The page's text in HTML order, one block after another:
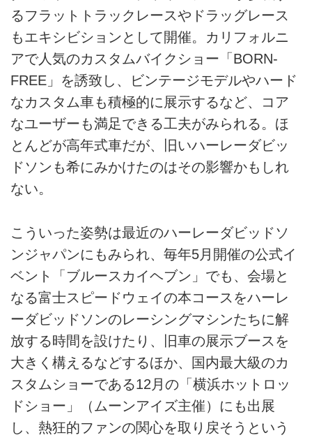
るフラットトラックレースやドラッグレース
もエキシビションとして開催。カリフォルニ
アで人気のカスタムバイクショー「BORN-
FREE」を誘致し、ビンテージモデルやハード
なカスタム車も積極的に展示するなど、コア
なユーザーも満足できる工夫がみられる。ほ
とんどが高年式車だが、旧いハーレーダビッ
ドソンも希にみかけたのはその影響かもしれ
ない。
こういった姿勢は最近のハーレーダビッドソ
ンジャパンにもみられ、毎年5月開催の公式イ
ベント「ブルースカイヘブン」でも、会場と
なる富士スピードウェイの本コースをハーレ
ーダビッドソンのレーシングマシンたちに解
放する時間を設けたり、旧車の展示ブースを
大きく構えるなどするほか、国内最大級のカ
スタムショーである12月の「横浜ホットロッ
ドショー」（ムーンアイズ主催）にも出展
し、熱狂的ファンの関心を取り戻そうという